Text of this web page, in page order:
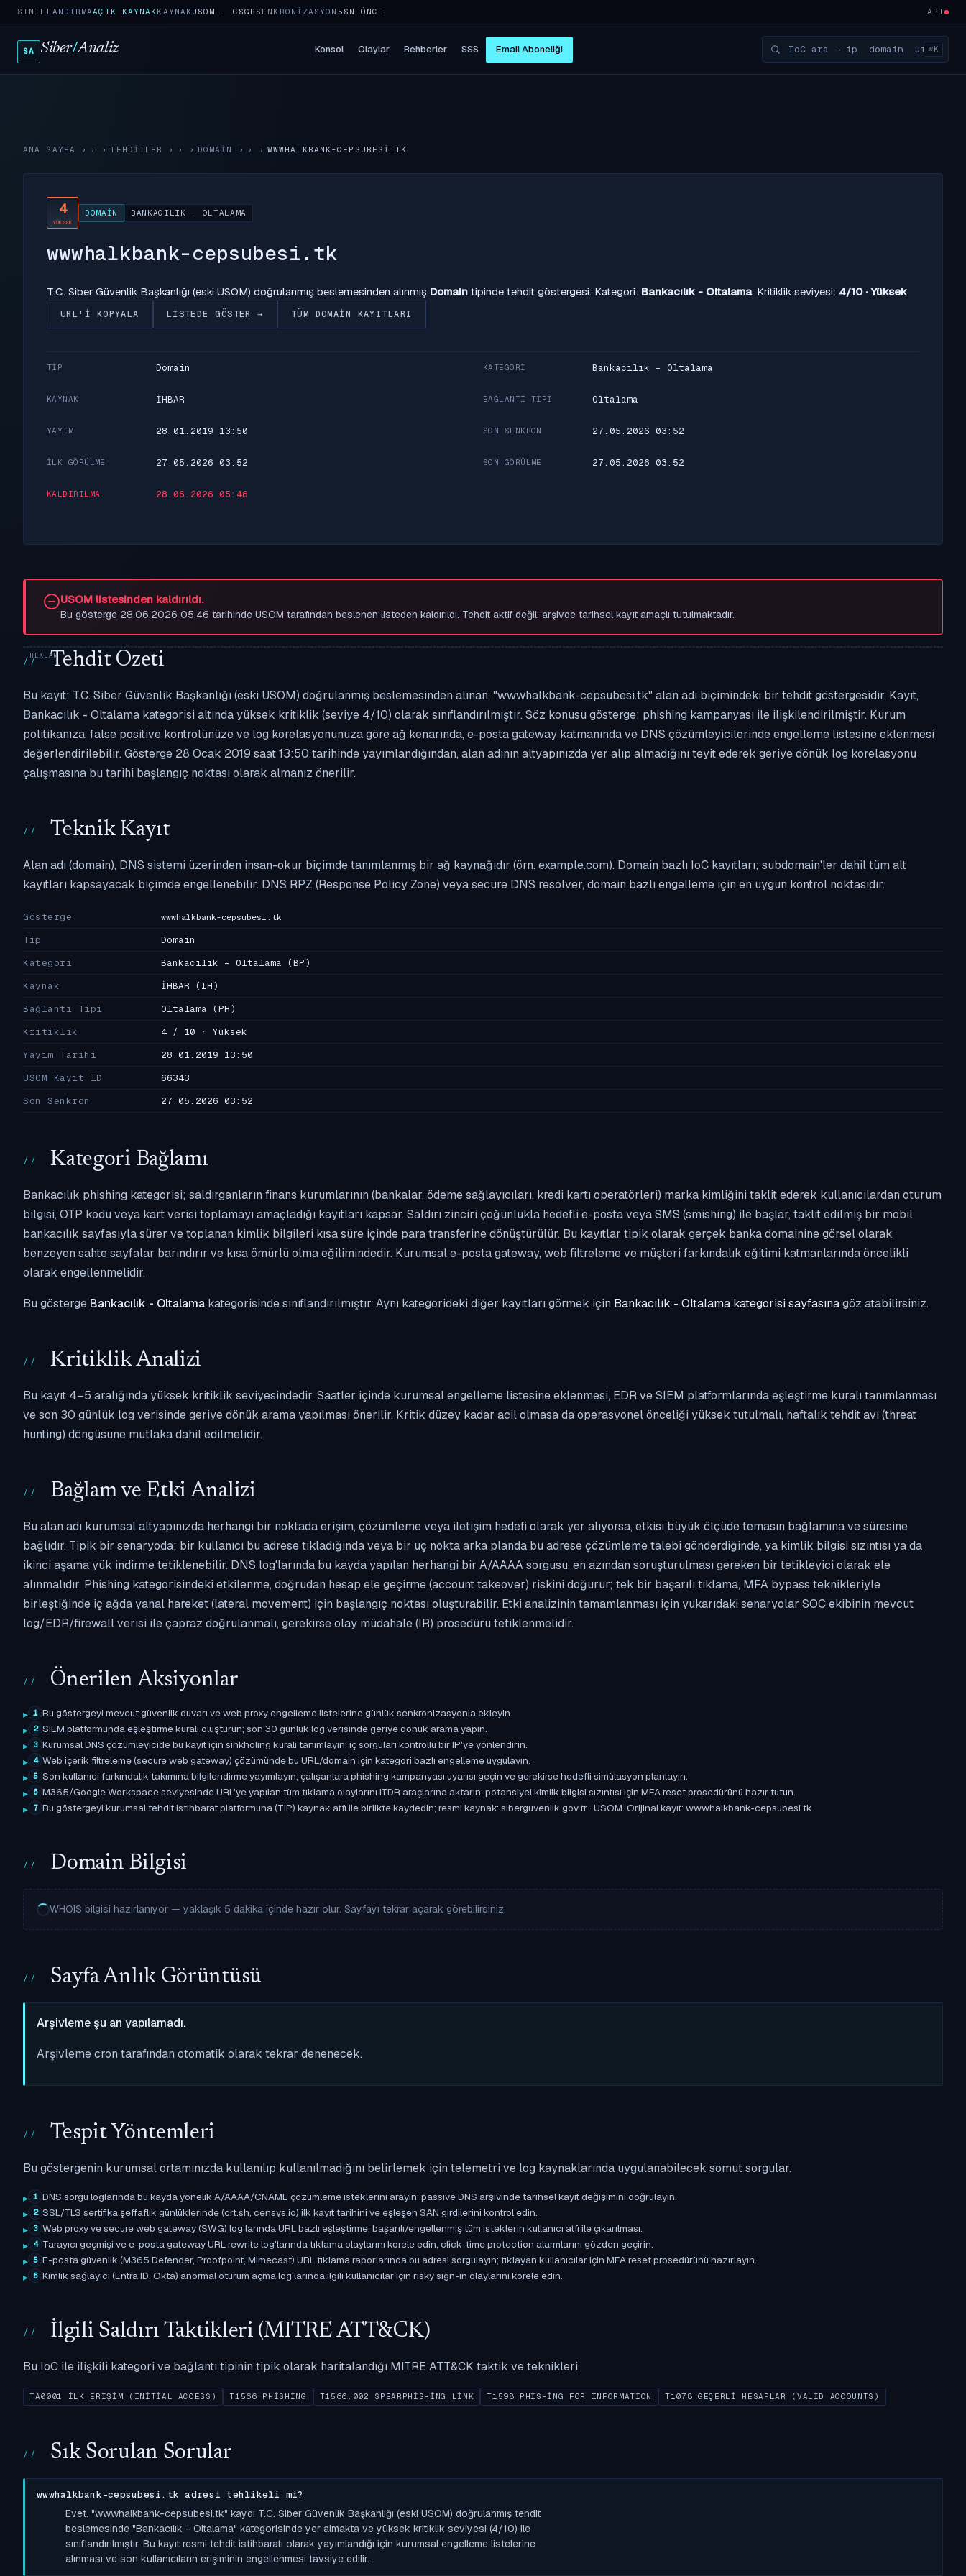
SINIFLANDIRMAAÇIK KAYNAKKAYNAKUSOM · CSGB SENKRONIZASYON 5SN ÖNCE API
SA Siber/Analiz Konsol Olaylar Rehberler SSS Email Aboneliği ⌘K
ANA SAYFA › TEHDITLER › DOMAIN › WWWHALKBANK-CEPSUBESI.TK
4
YÜKSEK
DOMAIN BANKACILIK - OLTALAMA
wwwhalkbank-cepsubesi.tk
T.C. Siber Güvenlik Başkanlığı (eski USOM) doğrulanmış beslemesinden alınmış Domain tipinde tehdit göstergesi. Kategori: Bankacılık - Oltalama. Kritiklik seviyesi: 4/10 · Yüksek.
URL'I KOPYALA LISTEDE GÖSTER → TÜM DOMAIN KAYITLARI
TIP Domain KATEGORI Bankacılık - Oltalama
KAYNAK İHBAR BAĞLANTI TIPI Oltalama
YAYIM 28.01.2019 13:50 SON SENKRON 27.05.2026 03:52
İLK GÖRÜLME 27.05.2026 03:52 SON GÖRÜLME 27.05.2026 03:52
KALDIRILMA 28.06.2026 05:46
USOM listesinden kaldırıldı.
Bu gösterge 28.06.2026 05:46 tarihinde USOM tarafından beslenen listeden kaldırıldı. Tehdit aktif değil; arşivde tarihsel kayıt amaçlı tutulmaktadır.
Tehdit Özeti
Bu kayıt; T.C. Siber Güvenlik Başkanlığı (eski USOM) doğrulanmış beslemesinden alınan, "wwwhalkbank-cepsubesi.tk" alan adı biçimindeki bir tehdit göstergesidir. Kayıt,
Bankacılık - Oltalama kategorisi altında yüksek kritiklik (seviye 4/10) olarak sınıflandırılmıştır. Söz konusu gösterge; phishing kampanyası ile ilişkilendirilmiştir. Kurum
politikanıza, false positive kontrolünüze ve log korelasyonunuza göre ağ kenarında, e-posta gateway katmanında ve DNS çözümleyicilerinde engelleme listesine eklenmesi
değerlendirilebilir. Gösterge 28 Ocak 2019 saat 13:50 tarihinde yayımlandığından, alan adının altyapınızda yer alıp almadığını teyit ederek geriye dönük log korelasyonu
çalışmasına bu tarihi başlangıç noktası olarak almanız önerilir.
Teknik Kayıt
Alan adı (domain), DNS sistemi üzerinden insan-okur biçimde tanımlanmış bir ağ kaynağıdır (örn. example.com). Domain bazlı IoC kayıtları; subdomain'ler dahil tüm alt
kayıtları kapsayacak biçimde engellenebilir. DNS RPZ (Response Policy Zone) veya secure DNS resolver, domain bazlı engelleme için en uygun kontrol noktasıdır.
Gösterge wwwhalkbank-cepsubesi.tk
Tip
Domain
Kategori
Bankacılık - Oltalama (BP)
Kaynak
İHBAR (IH)
Bağlantı Tipi
Oltalama (PH)
Kritiklik
4 / 10 · Yüksek
Yayım Tarihi
28.01.2019 13:50
USOM Kayıt ID
66343
Son Senkron
27.05.2026 03:52
Kategori Bağlamı
Bankacılık phishing kategorisi; saldırganların finans kurumlarının (bankalar, ödeme sağlayıcıları, kredi kartı operatörleri) marka kimliğini taklit ederek kullanıcılardan oturum
bilgisi, OTP kodu veya kart verisi toplamayı amaçladığı kayıtları kapsar. Saldırı zinciri çoğunlukla hedefli e-posta veya SMS (smishing) ile başlar, taklit edilmiş bir mobil
bankacılık sayfasıyla sürer ve toplanan kimlik bilgileri kısa süre içinde para transferine dönüştürülür. Bu kayıtlar tipik olarak gerçek banka domainine görsel olarak
benzeyen sahte sayfalar barındırır ve kısa ömürlü olma eğilimindedir. Kurumsal e-posta gateway, web filtreleme ve müşteri farkındalık eğitimi katmanlarında öncelikli
olarak engellenmelidir.
Bu gösterge Bankacılık - Oltalama kategorisinde sınıflandırılmıştır. Aynı kategorideki diğer kayıtları görmek için Bankacılık - Oltalama kategorisi sayfasınagöz atabilirsiniz.
Kritiklik Analizi
Bu kayıt 4–5 aralığında yüksek kritiklik seviyesindedir. Saatler içinde kurumsal engelleme listesine eklenmesi, EDR ve SIEM platformlarında eşleştirme kuralı tanımlanması
ve son 30 günlük log verisinde geriye dönük arama yapılması önerilir. Kritik düzey kadar acil olmasa da operasyonel önceliği yüksek tutulmalı, haftalık tehdit avı (threat
hunting) döngüsüne mutlaka dahil edilmelidir.
Bağlam ve Etki Analizi
Bu alan adı kurumsal altyapınızda herhangi bir noktada erişim, çözümleme veya iletişim hedefi olarak yer alıyorsa, etkisi büyük ölçüde temasın bağlamına ve süresine
bağlıdır. Tipik bir senaryoda; bir kullanıcı bu adrese tıkladığında veya bir uç nokta arka planda bu adrese çözümleme talebi gönderdiğinde, ya kimlik bilgisi sızıntısı ya da
ikinci aşama yük indirme tetiklenebilir. DNS log'larında bu kayda yapılan herhangi bir A/AAAA sorgusu, en azından soruşturulması gereken bir tetikleyici olarak ele
alınmalıdır. Phishing kategorisindeki etkilenme, doğrudan hesap ele geçirme (account takeover) riskini doğurur; tek bir başarılı tıklama, MFA bypass teknikleriyle
birleştiğinde iç ağda yanal hareket (lateral movement) için başlangıç noktası oluşturabilir. Etki analizinin tamamlanması için yukarıdaki senaryolar SOC ekibinin mevcut
log/EDR/firewall verisi ile çapraz doğrulanmalı, gerekirse olay müdahale (IR) prosedürü tetiklenmelidir.
Önerilen Aksiyonlar
1 Bu göstergeyi mevcut güvenlik duvarı ve web proxy engelleme listelerine günlük senkronizasyonla ekleyin.
2 SIEM platformunda eşleştirme kuralı oluşturun; son 30 günlük log verisinde geriye dönük arama yapın.
3 Kurumsal DNS çözümleyicide bu kayıt için sinkholing kuralı tanımlayın; iç sorguları kontrollü bir IP'ye yönlendirin.
4 Web içerik filtreleme (secure web gateway) çözümünde bu URL/domain için kategori bazlı engelleme uygulayın.
5 Son kullanıcı farkındalık takımına bilgilendirme yayımlayın; çalışanlara phishing kampanyası uyarısı geçin ve gerekirse hedefli simülasyon planlayın.
6 M365/Google Workspace seviyesinde URL'ye yapılan tüm tıklama olaylarını ITDR araçlarına aktarın; potansiyel kimlik bilgisi sızıntısı için MFA reset prosedürünü hazır tutun.
7 Bu göstergeyi kurumsal tehdit istihbarat platformuna (TIP) kaynak atfı ile birlikte kaydedin; resmi kaynak: siberguvenlik.gov.tr · USOM. Orijinal kayıt: wwwhalkbank-cepsubesi.tk
Domain Bilgisi
WHOIS bilgisi hazırlanıyor — yaklaşık 5 dakika içinde hazır olur. Sayfayı tekrar açarak görebilirsiniz.
Sayfa Anlık Görüntüsü
Arşivleme şu an yapılamadı.
Arşivleme cron tarafından otomatik olarak tekrar denenecek.
Tespit Yöntemleri
Bu göstergenin kurumsal ortamınızda kullanılıp kullanılmadığını belirlemek için telemetri ve log kaynaklarında uygulanabilecek somut sorgular.
1 DNS sorgu loglarında bu kayda yönelik A/AAAA/CNAME çözümleme isteklerini arayın; passive DNS arşivinde tarihsel kayıt değişimini doğrulayın.
2 SSL/TLS sertifika şeffaflık günlüklerinde (crt.sh, censys.io) ilk kayıt tarihini ve eşleşen SAN girdilerini kontrol edin.
3 Web proxy ve secure web gateway (SWG) log'larında URL bazlı eşleştirme; başarılı/engellenmiş tüm isteklerin kullanıcı atfı ile çıkarılması.
4 Tarayıcı geçmişi ve e-posta gateway URL rewrite log'larında tıklama olaylarını korele edin; click-time protection alarmlarını gözden geçirin.
5 E-posta güvenlik (M365 Defender, Proofpoint, Mimecast) URL tıklama raporlarında bu adresi sorgulayın; tıklayan kullanıcılar için MFA reset prosedürünü hazırlayın.
6 Kimlik sağlayıcı (Entra ID, Okta) anormal oturum açma log'larında ilgili kullanıcılar için risky sign-in olaylarını korele edin.
İlgili Saldırı Taktikleri (MITRE ATT&CK)
Bu IoC ile ilişkili kategori ve bağlantı tipinin tipik olarak haritalandığı MITRE ATT&CK taktik ve teknikleri.
TA0001 İLK ERIŞIM (INITIAL ACCESS) T1566 PHISHING T1566.002 SPEARPHISHING LINK T1598 PHISHING FOR INFORMATION T1078 GEÇERLI HESAPLAR (VALID ACCOUNTS)
Sık Sorulan Sorular
wwwhalkbank-cepsubesi.tk adresi tehlikeli mi?
Evet. "wwwhalkbank-cepsubesi.tk" kaydı T.C. Siber Güvenlik Başkanlığı (eski USOM) doğrulanmış tehdit
beslemesinde "Bankacılık - Oltalama" kategorisinde yer almakta ve yüksek kritiklik seviyesi (4/10) ile
sınıflandırılmıştır. Bu kayıt resmi tehdit istihbaratı olarak yayımlandığı için kurumsal engelleme listelerine
alınması ve son kullanıcıların erişiminin engellenmesi tavsiye edilir.